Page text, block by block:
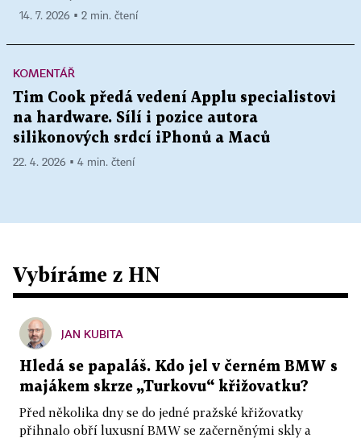
14. 7. 2026 ▪ 2 min. čtení
KOMENTÁŘ
Tim Cook předá vedení Applu specialistovi
na hardware. Sílí i pozice autora
silikonových srdcí iPhonů a Maců
22. 4. 2026 ▪ 4 min. čtení
Vybíráme z HN
JAN KUBITA
Hledá se papaláš. Kdo jel v černém BMW s
majákem skrze „Turkovu“ křižovatku?
Před několika dny se do jedné pražské křižovatky
přihnalo obří luxusní BMW se začerněnými skly a